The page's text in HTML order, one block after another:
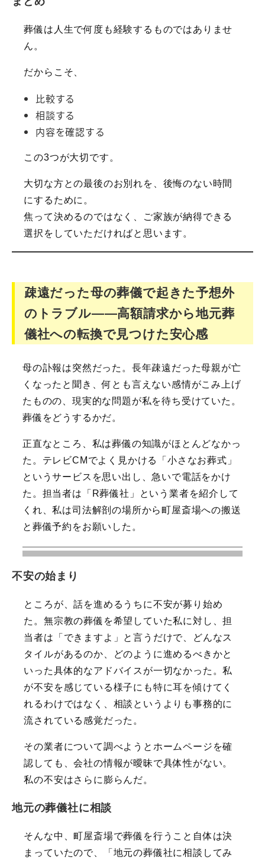
葬儀は人生で何度も経験するものではありませ
ん。
だからこそ、
比較する
相談する
内容を確認する
この3つが大切です。
大切な方との最後のお別れを、後悔のない時間
にするために。
焦って決めるのではなく、ご家族が納得できる
選択をしていただければと思います。
疎遠だった母の葬儀で起きた予想外
のトラブル――高額請求から地元葬
儀社への転換で見つけた安心感
母の訃報は突然だった。長年疎遠だった母親が亡
くなったと聞き、何とも言えない感情がこみ上げ
たものの、現実的な問題が私を待ち受けていた。
葬儀をどうするかだ。
正直なところ、私は葬儀の知識がほとんどなかっ
た。テレビCMでよく見かける「小さなお葬式」
というサービスを思い出し、急いで電話をかけ
た。担当者は「R葬儀社」という業者を紹介して
くれ、私は司法解剖の場所から町屋斎場への搬送
と葬儀予約をお願いした。
不安の始まり
ところが、話を進めるうちに不安が募り始め
た。無宗教の葬儀を希望していた私に対し、担
当者は「できますよ」と言うだけで、どんなス
タイルがあるのか、どのように進めるべきかと
いった具体的なアドバイスが一切なかった。私
が不安を感じている様子にも特に耳を傾けてく
れるわけではなく、相談というよりも事務的に
流されている感覚だった。
その業者について調べようとホームページを確
認しても、会社の情報が曖昧で具体性がない。
私の不安はさらに膨らんだ。
地元の葬儀社に相談
そんな中、町屋斎場で葬儀を行うこと自体は決
まっていたので、「地元の葬儀社に相談してみ